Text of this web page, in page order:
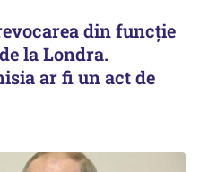
din funcție
la Londra.
ar fi un act de